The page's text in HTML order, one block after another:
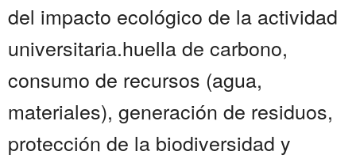
del impacto ecológico de la actividad
universitaria.huella de carbono,
consumo de recursos (agua,
materiales), generación de residuos,
protección de la biodiversidad y